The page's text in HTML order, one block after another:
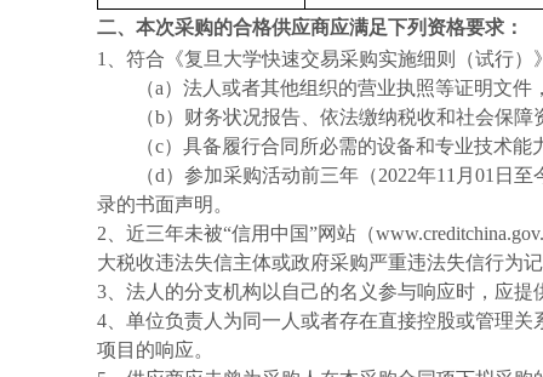
二、本次采购的合格供应商应满足下列资格要求：
1、符合《复旦大学快速交易采购实施细则（试行
（a）法人或者其他组织的营业执照等证明文件
（b）财务状况报告、依法缴纳税收和社会保障
（c）具备履行合同所必需的设备和专业技术能
（d）参加采购活动前三年（2022年11月01日
录的书面声明。
2、近三年未被“信用中国”网站（
大税收违法失信主体或政府采购严重违法失信行为
3、法人的分支机构以自己的名义参与响应时，应
4 、单位负责人为同一人或者存在直接控股或管理
项目的响应。